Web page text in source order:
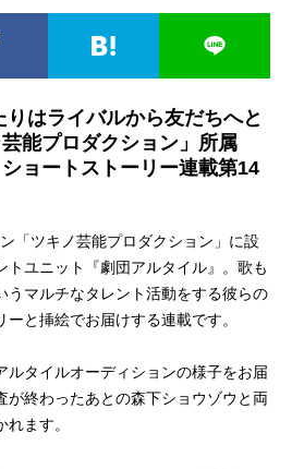
はライバルから友だちへと
能プロダクション」所属
ショートストーリー連載第14
「ツキノ芸能プロダクション」に設
トユニット『劇団アルタイル』。歌も
マルチなタレント活動をする彼らの
と挿絵でお届けする連載です。
ルタイルオーディションの様子をお届
が終わったあとの森下ショウゾウと両
ます。